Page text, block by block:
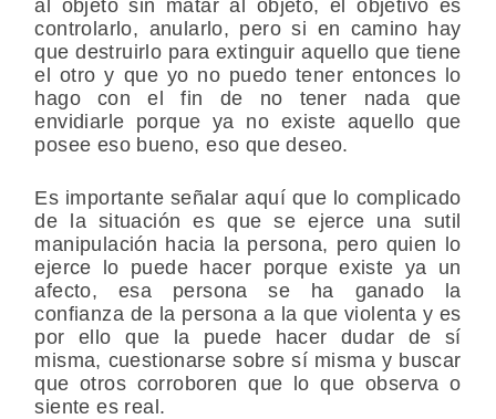
al objeto sin matar al objeto, el objetivo es
controlarlo, anularlo, pero si en camino hay
que destruirlo para extinguir aquello que tiene
el otro y que yo no puedo tener entonces lo
hago con el fin de no tener nada que
envidiarle porque ya no existe aquello que
posee eso bueno, eso que deseo.
Es importante señalar aquí que lo complicado
de la situación es que se ejerce una sutil
manipulación hacia la persona, pero quien lo
ejerce lo puede hacer porque existe ya un
afecto, esa persona se ha ganado la
confianza de la persona a la que violenta y es
por ello que la puede hacer dudar de sí
misma, cuestionarse sobre sí misma y buscar
que otros corroboren que lo que observa o
siente es real.